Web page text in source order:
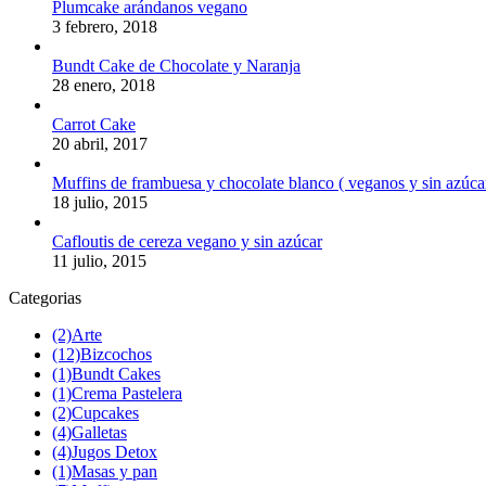
Plumcake arándanos vegano
3 febrero, 2018
Bundt Cake de Chocolate y Naranja
28 enero, 2018
Carrot Cake
20 abril, 2017
Muffins de frambuesa y chocolate blanco ( veganos y sin
18 julio, 2015
Cafloutis de cereza vegano y sin azúcar
11 julio, 2015
Categorias
(2)Arte
(12)Bizcochos
(1)Bundt Cakes
(1)Crema Pastelera
(2)Cupcakes
(4)Galletas
(4)Jugos Detox
(1)Masas y pan